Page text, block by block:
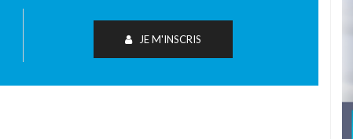
JE M'INSCRIS